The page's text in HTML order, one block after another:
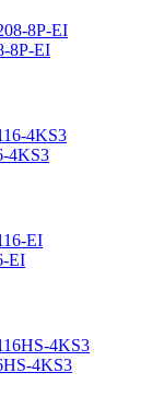
8P-EI
4KS3
EI
4KS3